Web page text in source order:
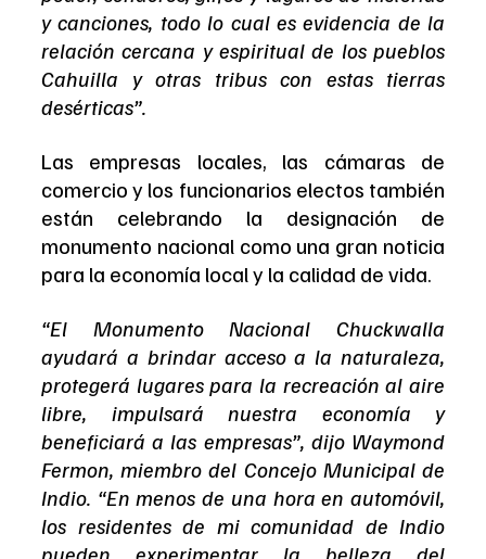
y canciones, todo lo cual es evidencia de la
relación cercana y espiritual de los pueblos
Cahuilla y otras tribus con estas tierras
desérticas”.
Las empresas locales, las cámaras de
comercio y los funcionarios electos también
están celebrando la designación de
monumento nacional como una gran noticia
para la economía local y la calidad de vida.
“El Monumento Nacional Chuckwalla
ayudará a brindar acceso a la naturaleza,
protegerá lugares para la recreación al aire
libre, impulsará nuestra economía y
beneficiará a las empresas”, dijo Waymond
Fermon, miembro del Concejo Municipal de
Indio. “En menos de una hora en automóvil,
los residentes de mi comunidad de Indio